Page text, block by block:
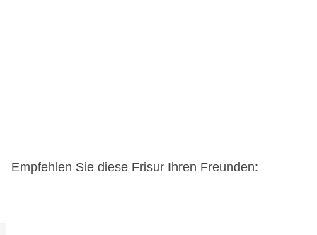
Empfehlen Sie diese Frisur Ihren Freunden: